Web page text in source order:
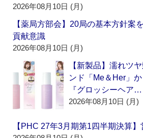
2026年08月10日 (月)
【薬局方部会】20局の基本方針案
貢献意識
2026年08月10日 (月)
【新製品】濡れツ
ンド「Me＆Her」
『グロッシーヘア…
2026年08月10日 (月)
【PHC 27年3月期第1四半期決算